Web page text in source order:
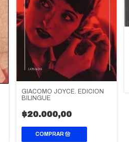
GIACOMO JOYCE. EDICION
BILINGUE
$20.000,00